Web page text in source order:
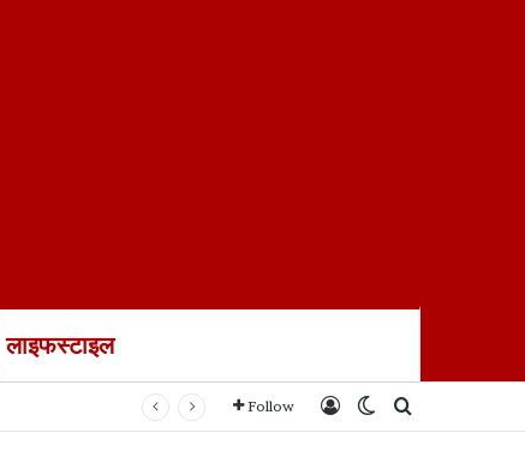
लाइफस्टाइल
Follow Log InSwitch skin